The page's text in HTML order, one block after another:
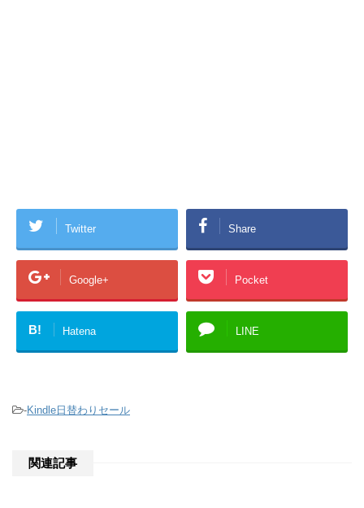
Twitter Share
Google+ Pocket
B! Hatena LINE
-Kindle日替わりセール
関連記事